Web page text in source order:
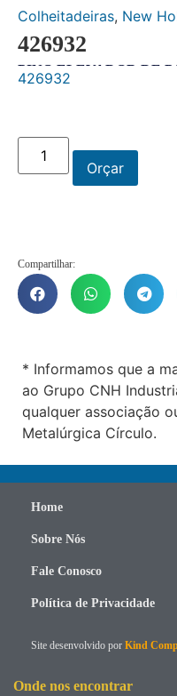
Colheitadeiras, New
426932
PINO ELEVADOR DE
426932
Orçar
Compartilhar:
* Informamos que a
ao Grupo CNH
qualquer associação
Metalúrgica Círculo.
Home
Sobre Nós
Fale Conosco
Política de Privacidade
Site desenvolvido por Kind
Onde nos encontrar